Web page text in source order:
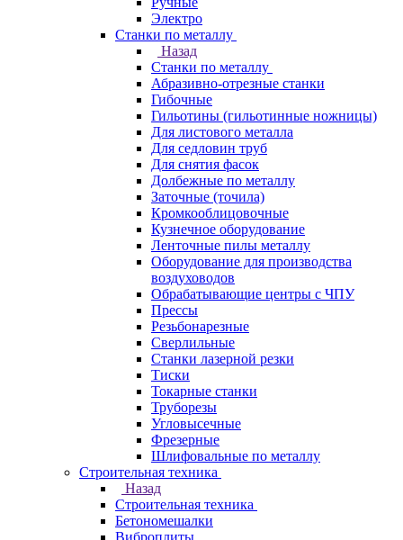
Электро
Станки по металлу
Назад
Станки по металлу
Абразивно-отрезные станки
Гибочные
Гильотины (гильотинные ножницы)
Для листового металла
Для седловин труб
Для снятия фасок
Долбежные по металлу
Заточные (точила)
Кромкооблицовочные
Кузнечное оборудование
Ленточные пилы металлу
Оборудование для производства
воздуховодов
Обрабатывающие центры с ЧПУ
Прессы
Резьбонарезные
Сверлильные
Станки лазерной резки
Тиски
Токарные станки
Труборезы
Угловысечные
Фрезерные
Шлифовальные по металлу
Строительная техника
Назад
Строительная техника
Бетономешалки
Виброплиты